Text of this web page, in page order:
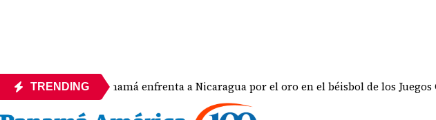
TRENDING
Panamá enfrenta a Nicaragua por el oro en el béisbol de los Juegos